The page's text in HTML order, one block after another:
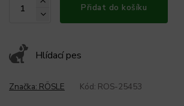
Přidat do košíku
Hlídací pes
Značka: RÖSLE Kód: ROS-25453